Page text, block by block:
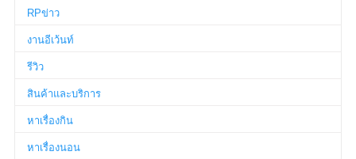
RPข่าว
งานอีเว้นท์
รีวิว
สินค้าและบริการ
หาเรื่องกิน
หาเรื่องนอน